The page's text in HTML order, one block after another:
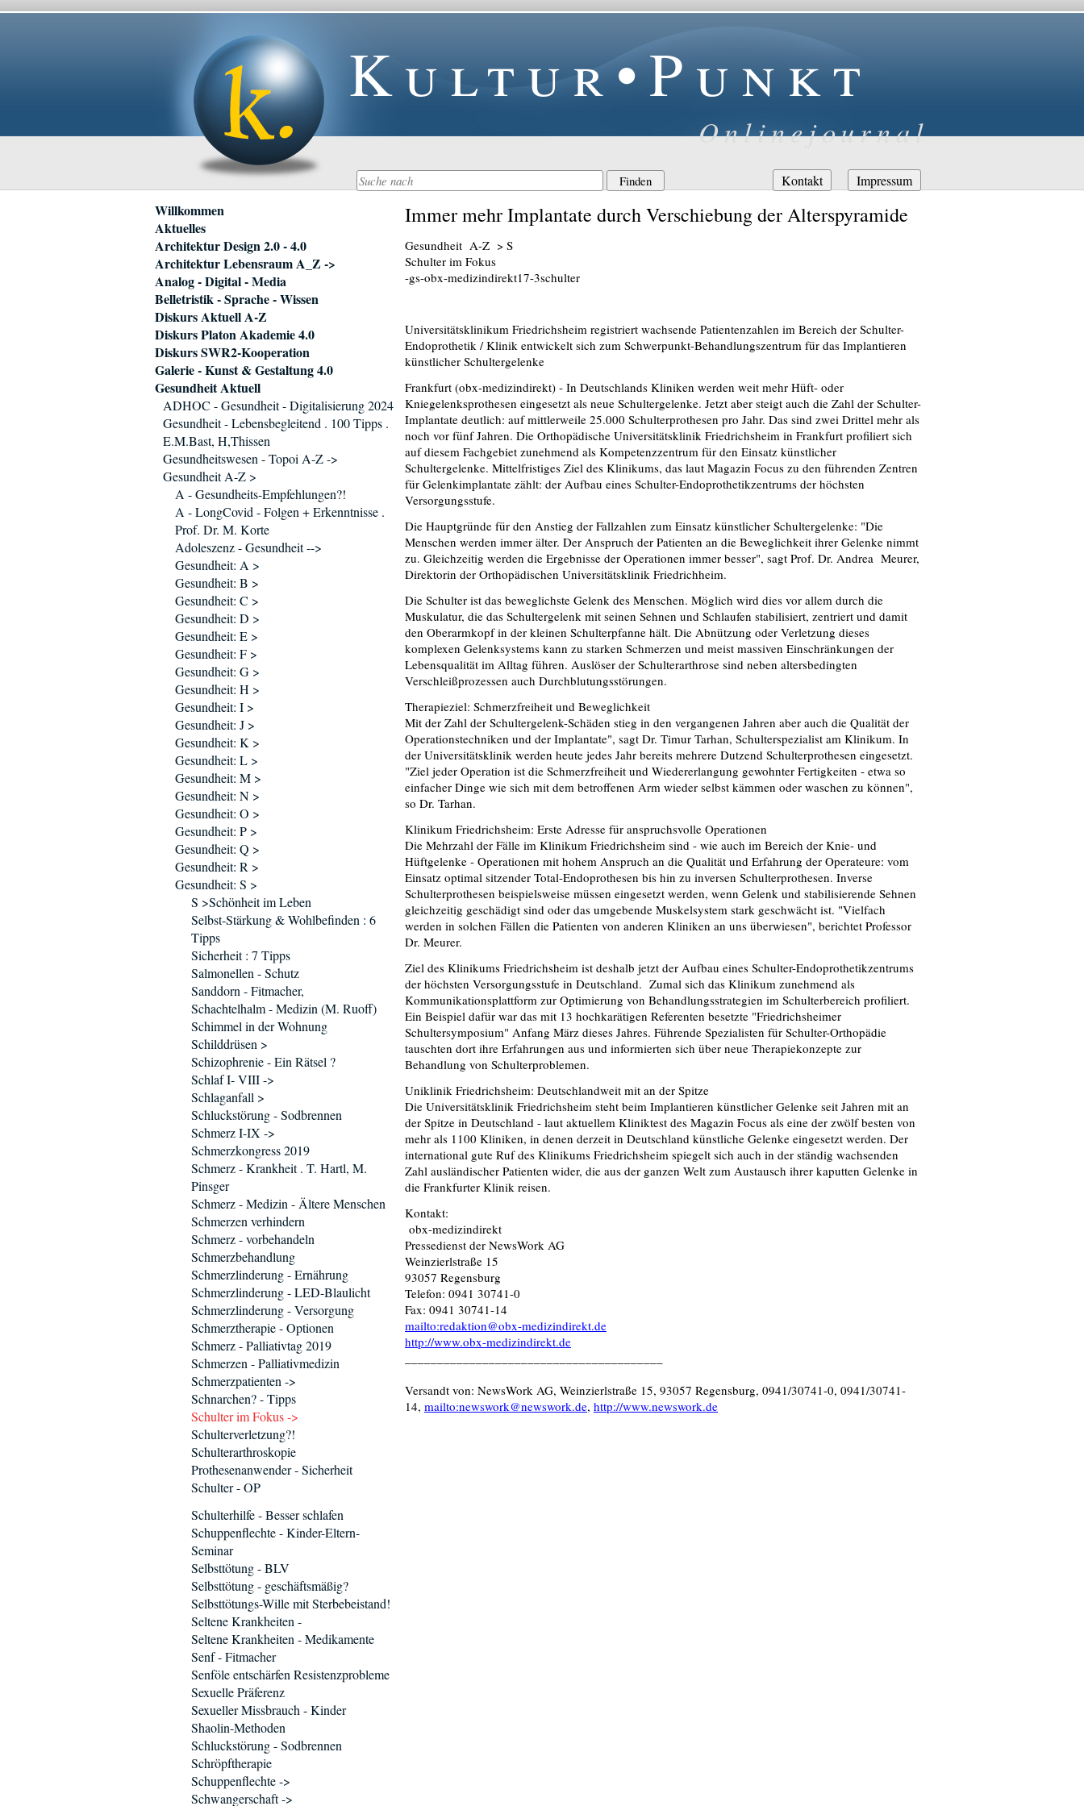
Kultur•Punkt
Onlinejournal
Navigation
überspringen
Kontakt Impressum
Immer mehr Implantate durch Verschiebung der Alterspyramide
Gesundheit A-Z > S
Schulter im Fokus
-gs-obx-medizindirekt17-3schulter
Universitätsklinikum Friedrichsheim registriert wachsende Patientenzahlen im Bereich der Schulter-
Endoprothetik / Klinik entwickelt sich zum Schwerpunkt-Behandlungszentrum für das Implantieren
künstlicher Schultergelenke
Frankfurt (obx-medizindirekt) - In Deutschlands Kliniken werden weit mehr Hüft- oder
Kniegelenksprothesen eingesetzt als neue Schultergelenke. Jetzt aber steigt auch die Zahl der Schulter-
Implantate deutlich: auf mittlerweile 25.000 Schulterprothesen pro Jahr. Das sind zwei Drittel mehr als
noch vor fünf Jahren. Die Orthopädische Universitätsklinik Friedrichsheim in Frankfurt profiliert sich
auf diesem Fachgebiet zunehmend als Kompetenzzentrum für den Einsatz künstlicher
Schultergelenke. Mittelfristiges Ziel des Klinikums, das laut Magazin Focus zu den führenden Zentren
für Gelenkimplantate zählt: der Aufbau eines Schulter-Endoprothetikzentrums der höchsten
Versorgungsstufe.
Die Hauptgründe für den Anstieg der Fallzahlen zum Einsatz künstlicher Schultergelenke: "Die
Menschen werden immer älter. Der Anspruch der Patienten an die Beweglichkeit ihrer Gelenke nimmt
zu. Gleichzeitig werden die Ergebnisse der Operationen immer besser", sagt Prof. Dr. Andrea Meurer,
Direktorin der Orthopädischen Universitätsklinik Friedrichheim.
Die Schulter ist das beweglichste Gelenk des Menschen. Möglich wird dies vor allem durch die
Muskulatur, die das Schultergelenk mit seinen Sehnen und Schlaufen stabilisiert, zentriert und damit
den Oberarmkopf in der kleinen Schulterpfanne hält. Die Abnützung oder Verletzung dieses
komplexen Gelenksystems kann zu starken Schmerzen und meist massiven Einschränkungen der
Lebensqualität im Alltag führen. Auslöser der Schulterarthrose sind neben altersbedingten
Verschleißprozessen auch Durchblutungsstörungen.
Therapieziel: Schmerzfreiheit und Beweglichkeit
Mit der Zahl der Schultergelenk-Schäden stieg in den vergangenen Jahren aber auch die Qualität der
Operationstechniken und der Implantate", sagt Dr. Timur Tarhan, Schulterspezialist am Klinikum. In
der Universitätsklinik werden heute jedes Jahr bereits mehrere Dutzend Schulterprothesen eingesetzt.
"Ziel jeder Operation ist die Schmerzfreiheit und Wiedererlangung gewohnter Fertigkeiten - etwa so
einfacher Dinge wie sich mit dem betroffenen Arm wieder selbst kämmen oder waschen zu können",
so Dr. Tarhan.
Klinikum Friedrichsheim: Erste Adresse für anspruchsvolle Operationen
Die Mehrzahl der Fälle im Klinikum Friedrichsheim sind - wie auch im Bereich der Knie- und
Hüftgelenke - Operationen mit hohem Anspruch an die Qualität und Erfahrung der Operateure: vom
Einsatz optimal sitzender Total-Endoprothesen bis hin zu inversen Schulterprothesen. Inverse
Schulterprothesen beispielsweise müssen eingesetzt werden, wenn Gelenk und stabilisierende Sehnen
gleichzeitig geschädigt sind oder das umgebende Muskelsystem stark geschwächt ist. "Vielfach
werden in solchen Fällen die Patienten von anderen Kliniken an uns überwiesen", berichtet Professor
Dr. Meurer.
Ziel des Klinikums Friedrichsheim ist deshalb jetzt der Aufbau eines Schulter-Endoprothetikzentrums
der höchsten Versorgungsstufe in Deutschland. Zumal sich das Klinikum zunehmend als
Kommunikationsplattform zur Optimierung von Behandlungsstrategien im Schulterbereich profiliert.
Ein Beispiel dafür war das mit 13 hochkarätigen Referenten besetzte "Friedrichsheimer
Schultersymposium" Anfang März dieses Jahres. Führende Spezialisten für Schulter-Orthopädie
tauschten dort ihre Erfahrungen aus und informierten sich über neue Therapiekonzepte zur
Behandlung von Schulterproblemen.
Uniklinik Friedrichsheim: Deutschlandweit mit an der Spitze
Die Universitätsklinik Friedrichsheim steht beim Implantieren künstlicher Gelenke seit Jahren mit an
der Spitze in Deutschland - laut aktuellem Kliniktest des Magazin Focus als eine der zwölf besten von
mehr als 1100 Kliniken, in denen derzeit in Deutschland künstliche Gelenke eingesetzt werden. Der
international gute Ruf des Klinikums Friedrichsheim spiegelt sich auch in der ständig wachsenden
Zahl ausländischer Patienten wider, die aus der ganzen Welt zum Austausch ihrer kaputten Gelenke in
die Frankfurter Klinik reisen.
Kontakt:
obx-medizindirekt
Pressedienst der NewsWork AG
Weinzierlstraße 15
93057 Regensburg
Telefon: 0941 30741-0
Fax: 0941 30741-14
mailto:redaktion@obx-medizindirekt.de
http://www.obx-medizindirekt.de
Versandt von: NewsWork AG, Weinzierlstraße 15, 93057 Regensburg, 0941/30741-0, 0941/30741-
14, mailto:newswork@newswork.de, http://www.newswork.de
Navigation
überspringen
Willkommen
Aktuelles
Architektur Design 2.0 - 4.0
Architektur Lebensraum A_Z ->
Analog - Digital - Media
Belletristik - Sprache - Wissen
Diskurs Aktuell A-Z
Diskurs Platon Akademie 4.0
Diskurs SWR2-Kooperation
Galerie - Kunst & Gestaltung 4.0
Gesundheit Aktuell
ADHOC - Gesundheit - Digitalisierung 2024
Gesundheit - Lebensbegleitend . 100 Tipps .
E.M.Bast, H,Thissen
Gesundheitswesen - Topoi A-Z ->
Gesundheit A-Z >
A - Gesundheits-Empfehlungen?!
A - LongCovid - Folgen + Erkenntnisse .
Prof. Dr. M. Korte
Adoleszenz - Gesundheit -->
Gesundheit: A >
Gesundheit: B >
Gesundheit: C >
Gesundheit: D >
Gesundheit: E >
Gesundheit: F >
Gesundheit: G >
Gesundheit: H >
Gesundheit: I >
Gesundheit: J >
Gesundheit: K >
Gesundheit: L >
Gesundheit: M >
Gesundheit: N >
Gesundheit: O >
Gesundheit: P >
Gesundheit: Q >
Gesundheit: R >
Gesundheit: S >
S >Schönheit im Leben
Selbst-Stärkung & Wohlbefinden : 6
Tipps
Sicherheit : 7 Tipps
Salmonellen - Schutz
Sanddorn - Fitmacher,
Schachtelhalm - Medizin (M. Ruoff)
Schimmel in der Wohnung
Schilddrüsen >
Schizophrenie - Ein Rätsel ?
Schlaf I- VIII ->
Schlaganfall >
Schluckstörung - Sodbrennen
Schmerz I-IX ->
Schmerzkongress 2019
Schmerz - Krankheit . T. Hartl, M.
Pinsger
Schmerz - Medizin - Ältere Menschen
Schmerzen verhindern
Schmerz - vorbehandeln
Schmerzbehandlung
Schmerzlinderung - Ernährung
Schmerzlinderung - LED-Blaulicht
Schmerzlinderung - Versorgung
Schmerztherapie - Optionen
Schmerz - Palliativtag 2019
Schmerzen - Palliativmedizin
Schmerzpatienten ->
Schnarchen? - Tipps
Schulter im Fokus ->
Schulterverletzung?!
Schulterarthroskopie
Prothesenanwender - Sicherheit
Schulter - OP
Schulterhilfe - Besser schlafen
Schuppenflechte - Kinder-Eltern-
Seminar
Selbsttötung - BLV
Selbsttötung - geschäftsmäßig?
Selbsttötungs-Wille mit Sterbebeistand!
Seltene Krankheiten -
Seltene Krankheiten - Medikamente
Senf - Fitmacher
Senföle entschärfen Resistenzprobleme
Sexuelle Präferenz
Sexueller Missbrauch - Kinder
Shaolin-Methoden
Schluckstörung - Sodbrennen
Schröpftherapie
Schuppenflechte ->
Schwangerschaft ->